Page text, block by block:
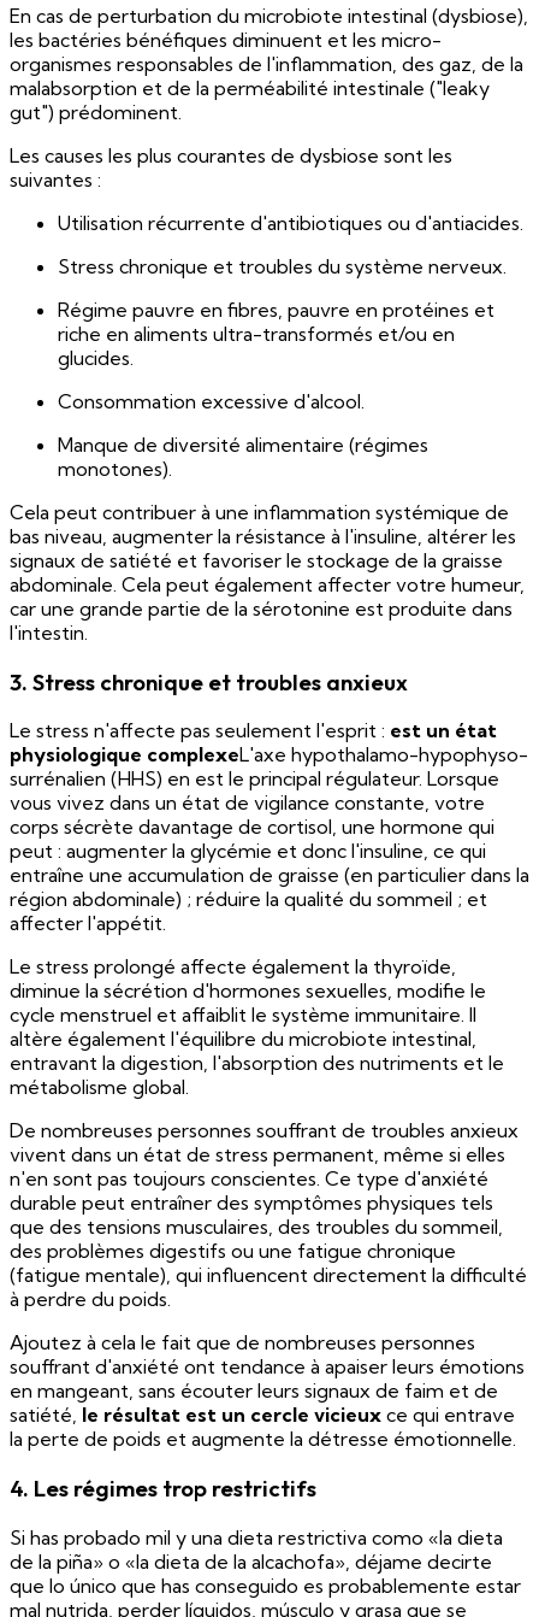
En cas de perturbation du microbiote intestinal (dysbiose),
les bactéries bénéfiques diminuent et les micro-
organismes responsables de l'inflammation, des gaz, de la
malabsorption et de la perméabilité intestinale ("leaky
gut") prédominent.
Les causes les plus courantes de dysbiose sont les
suivantes :
Utilisation récurrente d'antibiotiques ou d'antiacides.
Stress chronique et troubles du système nerveux.
Régime pauvre en fibres, pauvre en protéines et
riche en aliments ultra-transformés et/ou en
glucides.
Consommation excessive d'alcool.
Manque de diversité alimentaire (régimes
monotones).
Cela peut contribuer à une inflammation systémique de
bas niveau, augmenter la résistance à l'insuline, altérer les
signaux de satiété et favoriser le stockage de la graisse
abdominale. Cela peut également affecter votre humeur,
car une grande partie de la sérotonine est produite dans
l'intestin.
3. Stress chronique et troubles anxieux
Le stress n'affecte pas seulement l'esprit : est un état
physiologique complexeL'axe hypothalamo-hypophyso-
surrénalien (HHS) en est le principal régulateur. Lorsque
vous vivez dans un état de vigilance constante, votre
corps sécrète davantage de cortisol, une hormone qui
peut : augmenter la glycémie et donc l'insuline, ce qui
entraîne une accumulation de graisse (en particulier dans la
région abdominale) ; réduire la qualité du sommeil ; et
affecter l'appétit.
Le stress prolongé affecte également la thyroïde,
diminue la sécrétion d'hormones sexuelles, modifie le
cycle menstruel et affaiblit le système immunitaire. Il
altère également l'équilibre du microbiote intestinal,
entravant la digestion, l'absorption des nutriments et le
métabolisme global.
De nombreuses personnes souffrant de troubles anxieux
vivent dans un état de stress permanent, même si elles
n'en sont pas toujours conscientes. Ce type d'anxiété
durable peut entraîner des symptômes physiques tels
que des tensions musculaires, des troubles du sommeil,
des problèmes digestifs ou une fatigue chronique
(fatigue mentale), qui influencent directement la difficulté
à perdre du poids.
Ajoutez à cela le fait que de nombreuses personnes
souffrant d'anxiété ont tendance à apaiser leurs émotions
en mangeant, sans écouter leurs signaux de faim et de
satiété, le résultat est un cercle vicieux ce qui entrave
la perte de poids et augmente la détresse émotionnelle.
4. Les régimes trop restrictifs
Si has probado mil y una dieta restrictiva como «la dieta
de la piña» o «la dieta de la alcachofa», déjame decirte
que lo único que has conseguido es probablemente estar
mal nutrida, perder líquidos, músculo y grasa que se